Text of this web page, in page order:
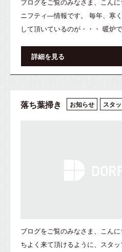
ニフティ―情報です。 毎年、寒
して頂いているのが・・・ 暖炉
詳細を見る
落ち葉掃き お知らせ スタ
ブログをご覧のみなさま、こん
ちよく来て頂けるように、スタ